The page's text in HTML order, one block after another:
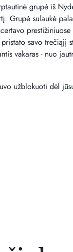
grupė iš
Grupė sulaukė
savo trečiąjį
vakaras - nuo
užblokuoti dėl